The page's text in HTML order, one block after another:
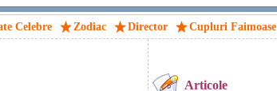
Celebre Zodiac Director Cupluri Faimoase
Articole